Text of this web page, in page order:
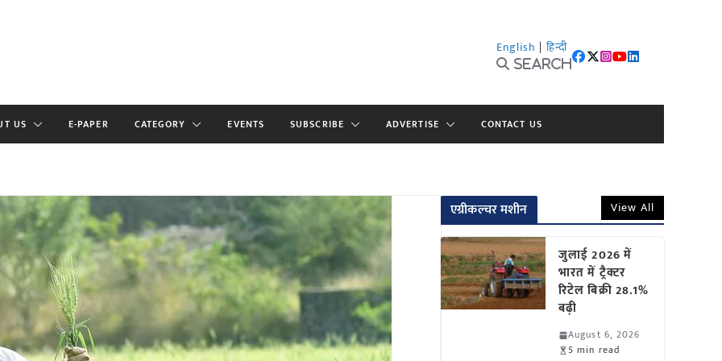
English | हिन्दी
Search
US E-PAPER CATEGORY EVENTS SUBSCRIBE ADVERTISE CONTACT US
एग्रीकल्चर मशीन View All
जुलाई 2026 में
भारत में ट्रैक्टर
रिटेल बिक्री 28.1%
बढ़ी
August 6, 2026
5 min read